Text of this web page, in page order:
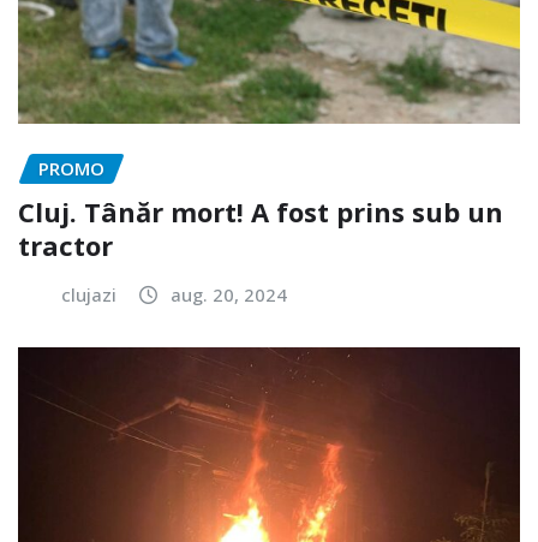
PROMO
Cluj. Tânăr mort! A fost prins sub un
tractor
clujazi aug. 20, 2024